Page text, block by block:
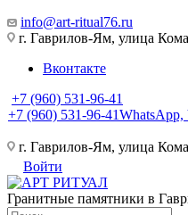
info@art-ritual76.ru
г. Гаврилов-Ям, улица
Вконтакте
+7 (960) 531-96-41
+7 (960) 531-96-41WhatsApp,
г. Гаврилов-Ям, улица
Войти
Гранитные памятники в